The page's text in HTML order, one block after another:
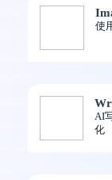
使
AI
化